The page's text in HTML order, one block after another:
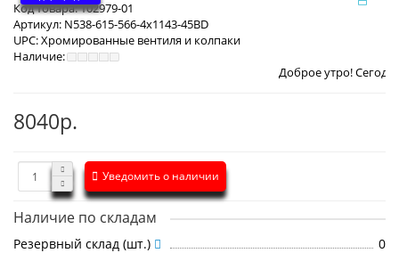
Код товара:102979-01
Артикул: N538-615-566-4x1143-45BD
UPC:Хромированные вентиля и колпаки
Наличие:
Доброе утро! СегодняЧетверг 6
8040р.
Уведомить о наличии
Наличие по складам
Резервный склад (шт.) 0